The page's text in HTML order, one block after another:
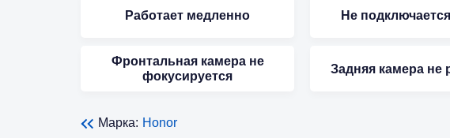
Работает медленно Не подключается
Фронтальная камера не
фокусируется
Задняя камера не
Марка: Honor